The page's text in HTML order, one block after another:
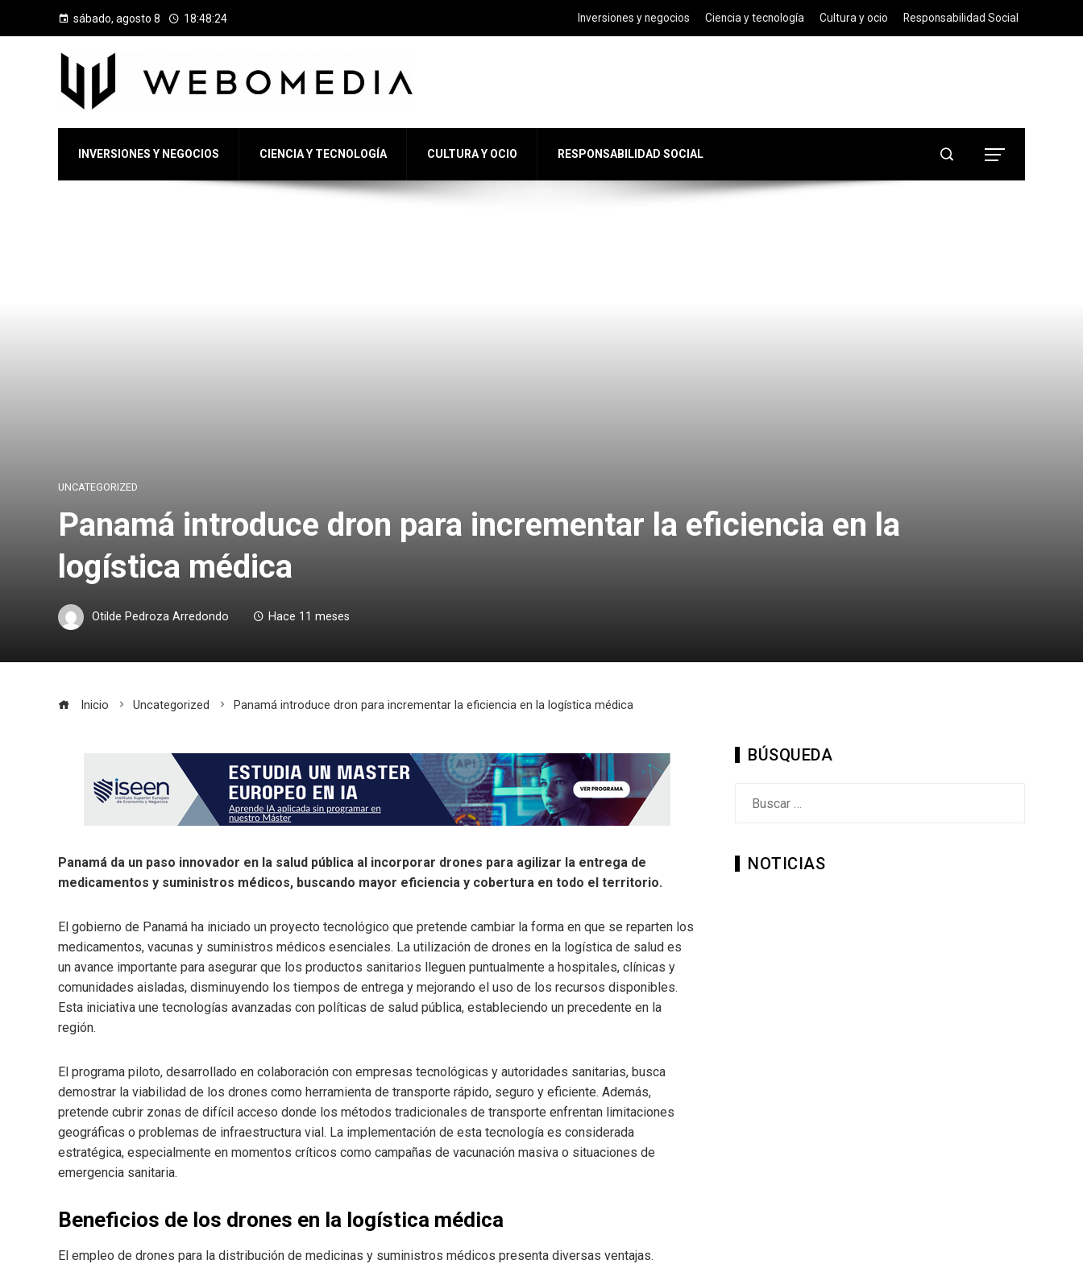
sábado, agosto 8 18:48:25 Inversiones y negocios Ciencia y tecnología Cultura y ocio Responsabilidad Social
INVERSIONES Y NEGOCIOS CIENCIA Y TECNOLOGÍA CULTURA Y OCIO RESPONSABILIDAD SOCIAL
UNCATEGORIZED
Panamá introduce dron para incrementar la eficiencia en la
logística médica
Otilde Pedroza Arredondo Hace 11 meses
Inicio Uncategorized Panamá introduce dron para incrementar la eficiencia en la logística médica
Panamá da un paso innovador en la salud pública al incorporar drones para agilizar la entrega de
medicamentos y suministros médicos, buscando mayor eficiencia y cobertura en todo el territorio.
El gobierno de Panamá ha iniciado un proyecto tecnológico que pretende cambiar la forma en que se reparten los
medicamentos, vacunas y suministros médicos esenciales. La utilización de drones en la logística de salud es
un avance importante para asegurar que los productos sanitarios lleguen puntualmente a hospitales, clínicas y
comunidades aisladas, disminuyendo los tiempos de entrega y mejorando el uso de los recursos disponibles.
Esta iniciativa une tecnologías avanzadas con políticas de salud pública, estableciendo un precedente en la
región.
El programa piloto, desarrollado en colaboración con empresas tecnológicas y autoridades sanitarias, busca
demostrar la viabilidad de los drones como herramienta de transporte rápido, seguro y eficiente. Además,
pretende cubrir zonas de difícil acceso donde los métodos tradicionales de transporte enfrentan limitaciones
geográficas o problemas de infraestructura vial. La implementación de esta tecnología es considerada
estratégica, especialmente en momentos críticos como campañas de vacunación masiva o situaciones de
emergencia sanitaria.
Beneficios de los drones en la logística médica
El empleo de drones para la distribución de medicinas y suministros médicos presenta diversas ventajas.
BÚSQUEDA
NOTICIAS